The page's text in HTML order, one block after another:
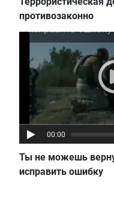
противозаконно
Ты не можешь
00:00
Ты не можешь
исправить ошибку